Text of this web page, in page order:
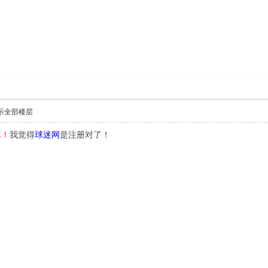
全部楼层
我觉得球迷网是注册对了！